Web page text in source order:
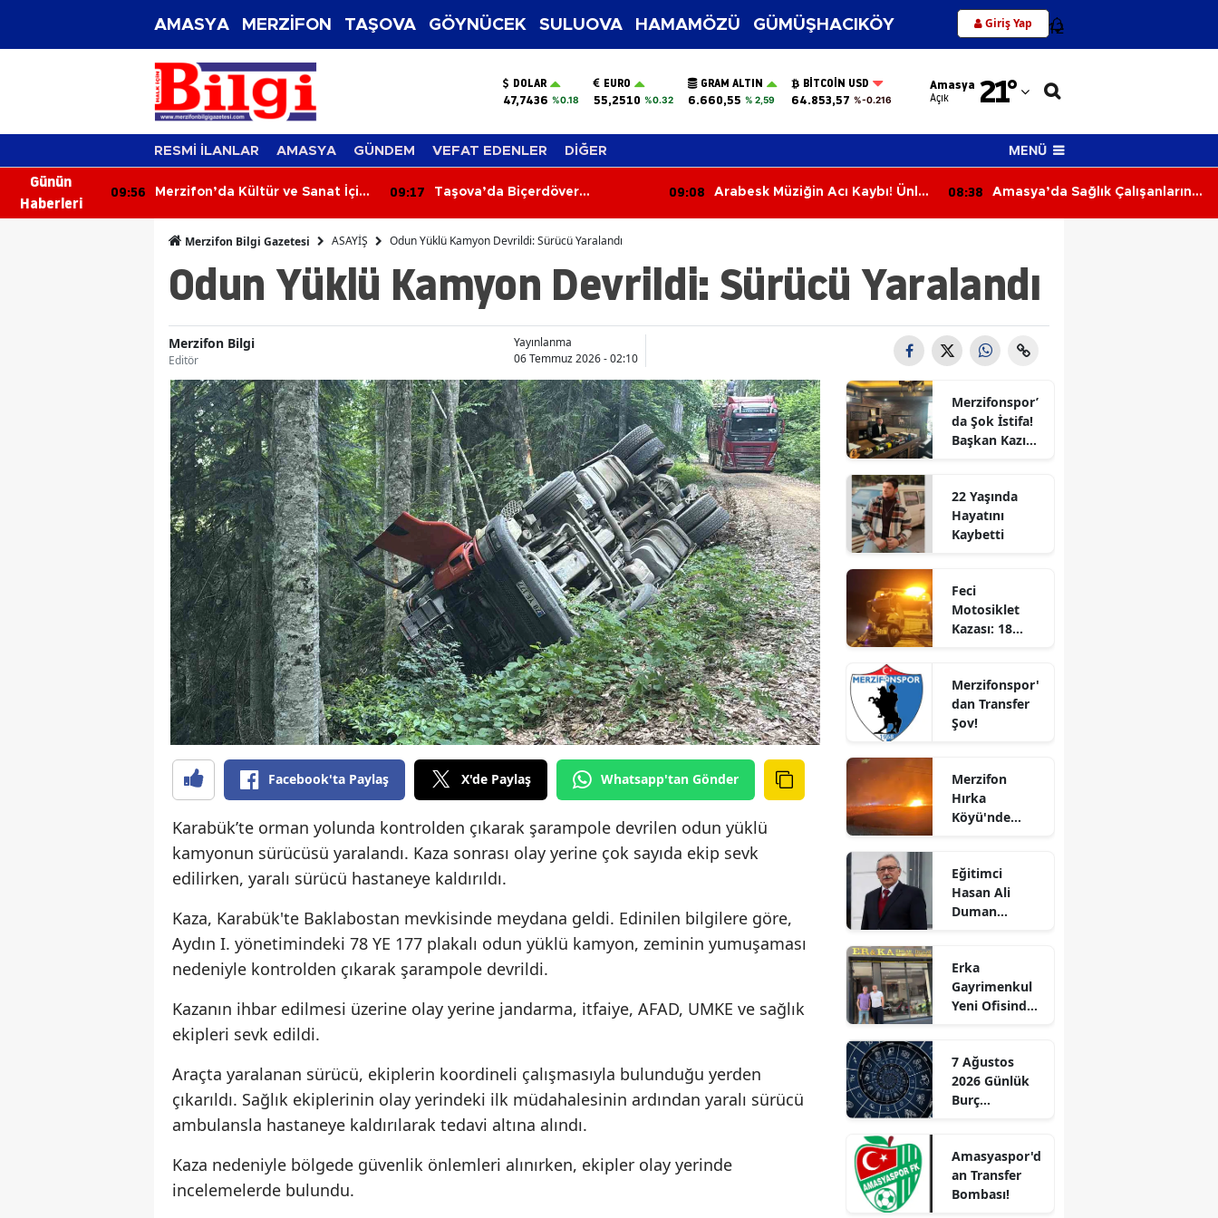
AMASYA MERZİFON TAŞOVA GÖYNÜCEK SULUOVA HAMAMÖZÜ GÜMÜŞHACIKÖY Giriş Yap 12
DOLAR
47,7436 %0.18
EURO
55,2510 %0.32
GRAM ALTIN
6.660,55 % 2,59
BITCOIN USD
64.853,57 %-0.216
Amasya
Açık 21°
Adana
Adıyaman
Ağrı
Amasya
Antalya
Aydın
Bilecik
Bitlis
Bolu
Bursa
Çankırı
Çorum
Diyarbakır
Elazığ
Erzincan
Eskişehir
Giresun
Gümüşhane
Hatay
RESMİ İLANLAR AMASYA GÜNDEM VEFAT EDENLER DİĞER MENÜ
Günün
Haberleri
09:56
Merzifon’da Kültür ve Sanat İçin
09:17
Taşova’da Biçerdöver
09:08
Arabesk Müziğin Acı Kaybı! Ünlü
08:38
Amasya’da Sağlık Çalışanlarına
Merzifon Bilgi Gazetesi ASAYİŞ Odun Yüklü Kamyon Devrildi: Sürücü Yaralandı
Odun Yüklü Kamyon Devrildi: Sürücü Yaralandı
Merzifon Bilgi
Editör
Yayınlanma
06 Temmuz 2026 - 02:10
Facebook'ta Paylaş X'de Paylaş Whatsapp'tan Gönder
Karabük’te orman yolunda kontrolden çıkarak şarampole devrilen odun yüklü
kamyonun sürücüsü yaralandı. Kaza sonrası olay yerine çok sayıda ekip sevk
edilirken, yaralı sürücü hastaneye kaldırıldı.
Kaza, Karabük'te Baklabostan mevkisinde meydana geldi. Edinilen bilgilere göre,
Aydın I. yönetimindeki 78 YE 177 plakalı odun yüklü kamyon, zeminin yumuşaması
nedeniyle kontrolden çıkarak şarampole devrildi.
Kazanın ihbar edilmesi üzerine olay yerine jandarma, itfaiye, AFAD, UMKE ve sağlık
ekipleri sevk edildi.
Araçta yaralanan sürücü, ekiplerin koordineli çalışmasıyla bulunduğu yerden
çıkarıldı. Sağlık ekiplerinin olay yerindeki ilk müdahalesinin ardından yaralı sürücü
ambulansla hastaneye kaldırılarak tedavi altına alındı.
Kaza nedeniyle bölgede güvenlik önlemleri alınırken, ekipler olay yerinde
incelemelerde bulundu.
Merzifonspor’
da Şok İstifa!
Başkan Kazım
22 Yaşında
Hayatını
Kaybetti
Feci
Motosiklet
Kazası: 18
Kaybetti
Merzifonspor'
dan Transfer
Şov!
Merzifon
Hırka
Köyü'nde
Alevler İlçenin
Birçok
Noktasından
Eğitimci
Hasan Ali
Duman
Erka
Gayrimenkul
Yeni Ofisinde
“Gayrimenkul
Almak İçin
Doğru Zaman”
7 Ağustos
2026 Günlük
Burç
Sürprizler,
Parada Yeni
Fırsatlar
Amasyaspor'd
an Transfer
Bombası!